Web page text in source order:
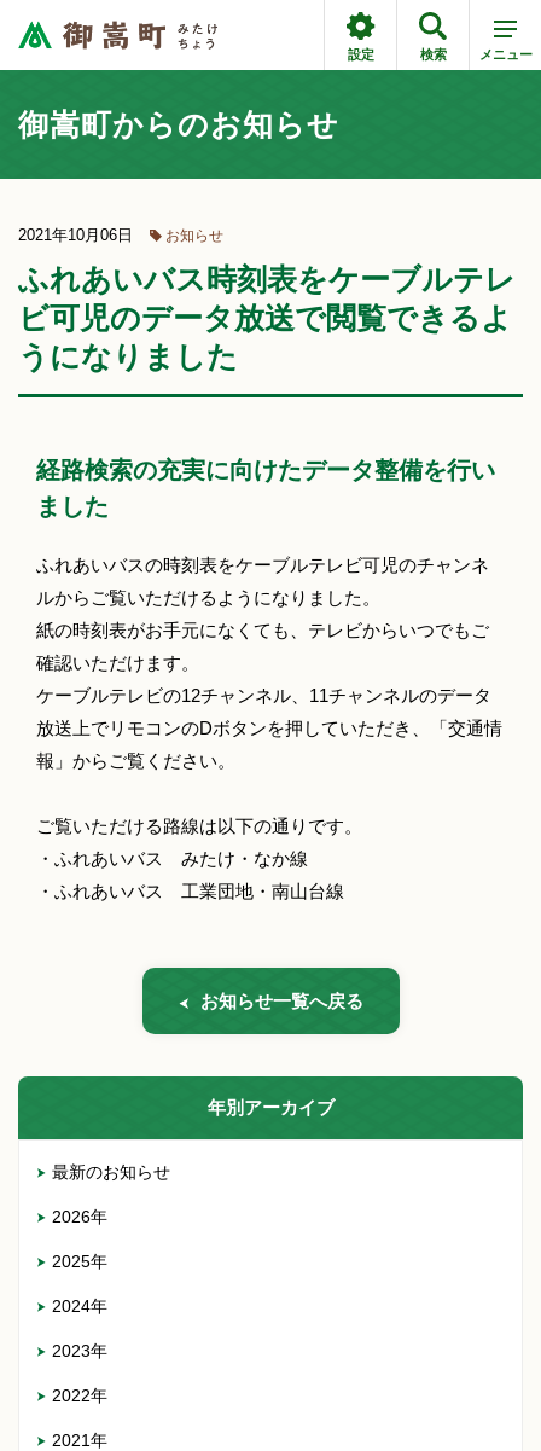
設定 検索 メニュー
御嵩町からのお知らせ
2021年10月06日 お知らせ
ふれあいバス時刻表をケーブルテレ
ビ可児のデータ放送で閲覧できるよ
うになりました
経路検索の充実に向けたデータ整備を行い
ました
ふれあいバスの時刻表をケーブルテレビ可児のチャンネ
ルからご覧いただけるようになりました。
紙の時刻表がお手元になくても、テレビからいつでもご
確認いただけます。
ケーブルテレビの12チャンネル、11チャンネルのデータ
放送上でリモコンのDボタンを押していただき、「交通情
報」からご覧ください。
ご覧いただける路線は以下の通りです。
・ふれあいバス みたけ・なか線
・ふれあいバス 工業団地・南山台線
お知らせ一覧へ戻る
年別アーカイブ
最新のお知らせ
2026年
2025年
2024年
2023年
2022年
2021年